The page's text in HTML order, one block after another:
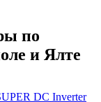
по
и Ялте
DC Inverter